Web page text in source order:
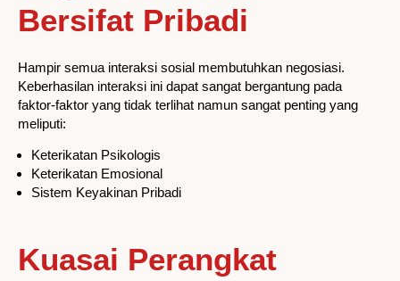
Bersifat Pribadi
Hampir semua interaksi sosial membutuhkan negosiasi.
Keberhasilan interaksi ini dapat sangat bergantung pada
faktor-faktor yang tidak terlihat namun sangat penting yang
meliputi:
Keterikatan Psikologis
Keterikatan Emosional
Sistem Keyakinan Pribadi
Kuasai Perangkat